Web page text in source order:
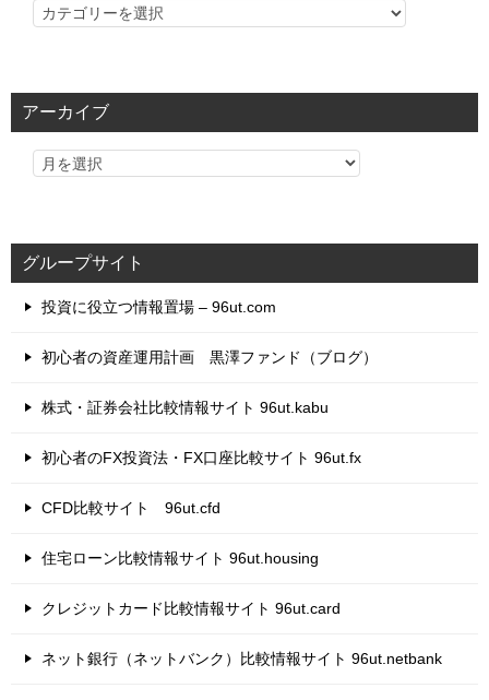
カ
リ
アーカイブ
グループサイト
投資に役立つ情報置場 – 96ut.com
初心者の資産運用計画 黒澤ファンド（ブログ）
株式・証券会社比較情報サイト 96ut.kabu
初心者のFX投資法・FX口座比較サイト 96ut.fx
CFD比較サイト 96ut.cfd
住宅ローン比較情報サイト 96ut.housing
クレジットカード比較情報サイト 96ut.card
ネット銀行（ネットバンク）比較情報サイト 96ut.netbank